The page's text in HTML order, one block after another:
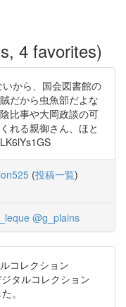
4 favorites)
から、国会図書館の
だから虫魚部だよな
比事や大岡政談の可
れる親御さん、ほと
(投稿一覧)
@g_plains
コレクション
タルコレクション
。